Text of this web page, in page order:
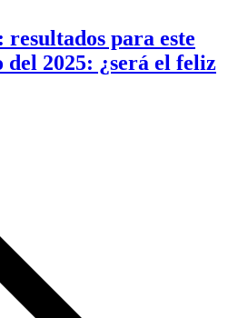
para este
del 2025: ¿será el feliz